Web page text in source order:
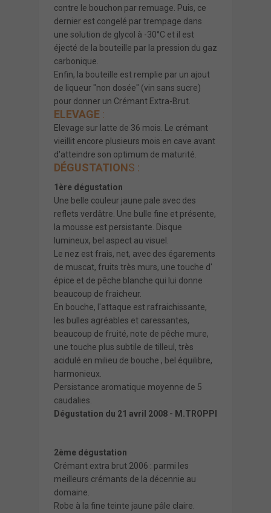
contre le bouchon par remuage. Puis, ce
dernier est congelé par trempage dans
une solution de glycol à -30°C et il est
éjecté de la bouteille par la pression du gaz
carbonique.
Enfin, la bouteille est remplie par un ajout
de liqueur "non dosée" (vin sans sucre)
pour donner un Crémant Extra-Brut.
ELEVAGE :
Elevage sur latte de 36 mois. Le crémant
vieillit encore plusieurs mois en cave avant
d'atteindre son optimum de maturité.
DÉGUSTATIONS :
1ère dégustation
Une belle couleur jaune pale avec des
reflets verdâtre. Une bulle fine et présente,
la mousse est persistante. Disque
lumineux, bel aspect au visuel.
Le nez est frais, net, avec des égarements
de muscat, fruits très murs, une touche d'
épice et de pêche blanche qui lui donne
beaucoup de fraicheur.
En bouche, l'attaque est rafraichissante,
les bulles agréables et caressantes,
beaucoup de fruité, note de pêche mure,
une touche plus subtile de tilleul, très
acidulé en milieu de bouche , bel équilibre,
harmonieux.
Persistance aromatique moyenne de 5
caudalies.
Dégustation du 21 avril 2008 - M.TROPPI
2ème dégustation
Crémant extra brut 2006 : parmi les
meilleurs crémants de la décennie au
domaine.
Robe à la fine teinte jaune pâle claire.